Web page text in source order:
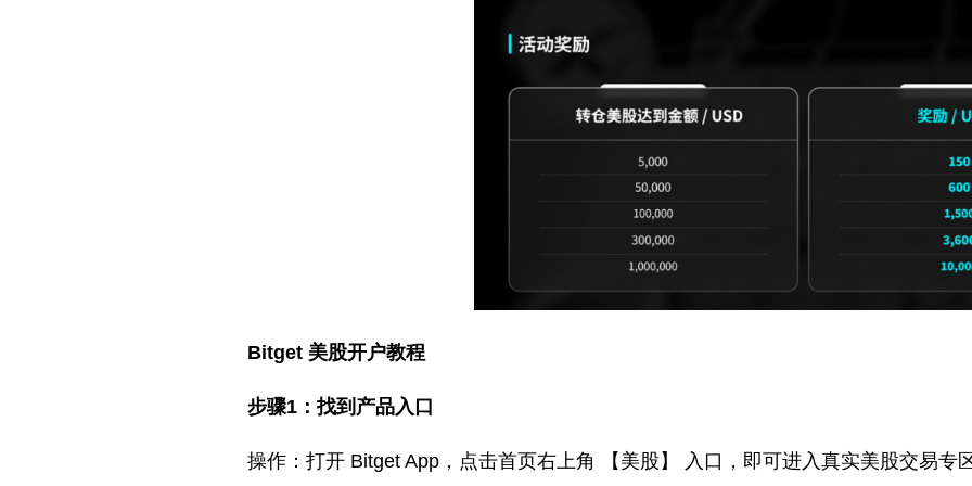
Bitget 美股开户教程
步骤1：找到产品入口
操作：打开 Bitget App，点击首页右上角 【美股】 入口，即可进入真实美股交易专